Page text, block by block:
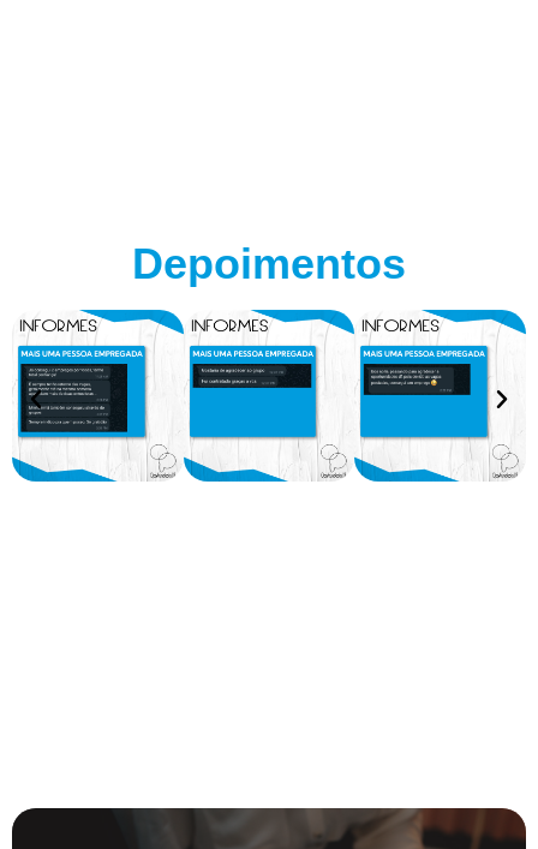
Depoimentos